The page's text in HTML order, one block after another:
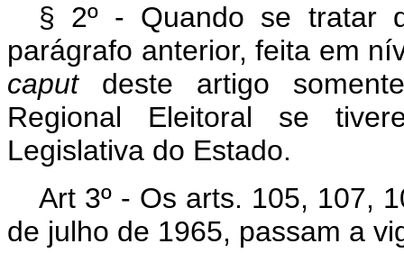
§ 2º - Quando se tratar
parágrafo anterior, feita em
caputdeste artigo
Regional Eleitoral se
Legislativa do Estado.
Art 3º - Os arts. 105, 107,
de julho de 1965, passam a